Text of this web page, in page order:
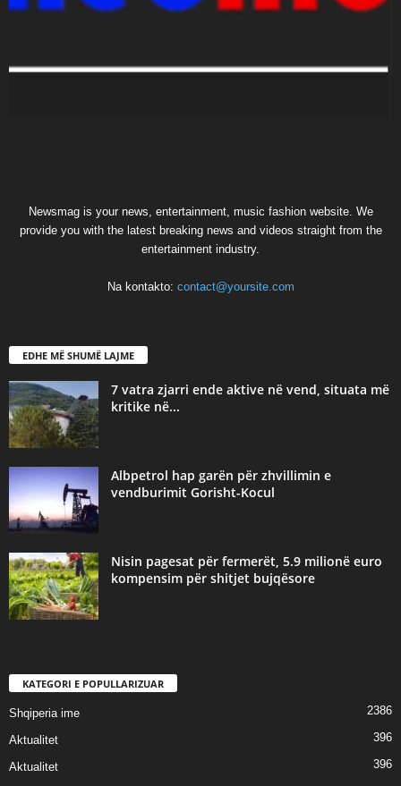
Newsmag is your news, entertainment, music fashion website. We
provide you with the latest breaking news and videos straight from the
entertainment industry.
Na kontakto: contact@yoursite.com
EDHE MË SHUMË LAJME
7 vatra zjarri ende aktive në vend, situata më
kritike në...
Albpetrol hap garën për zhvillimin e
vendburimit Gorisht-Kocul
Nisin pagesat për fermerët, 5.9 milionë euro
kompensim për shitjet bujqësore
KATEGORI E POPULLARIZUAR
Shqiperia ime 2386
Aktualitet 396
Aktualitet
396